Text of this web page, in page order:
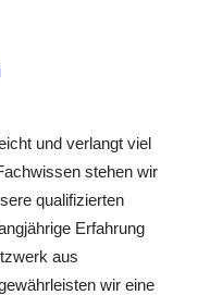
und verlangt viel
stehen wir
qualifizierten
Erfahrung
aus
wir eine